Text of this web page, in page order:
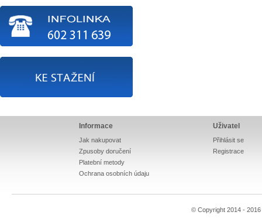
Informace
Jak nakupovat
Zpusoby doručení
Platební metody
Ochrana osobních údaju
Uživatel
Přihlásit se
Registrace
© Copyright 2014 - 2016